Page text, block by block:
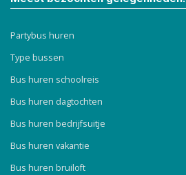
Partybus huren
Type bussen
Bus huren schoolreis
Bus huren dagtochten
Bus huren bedrijfsuitje
Bus huren vakantie
Bus huren bruiloft